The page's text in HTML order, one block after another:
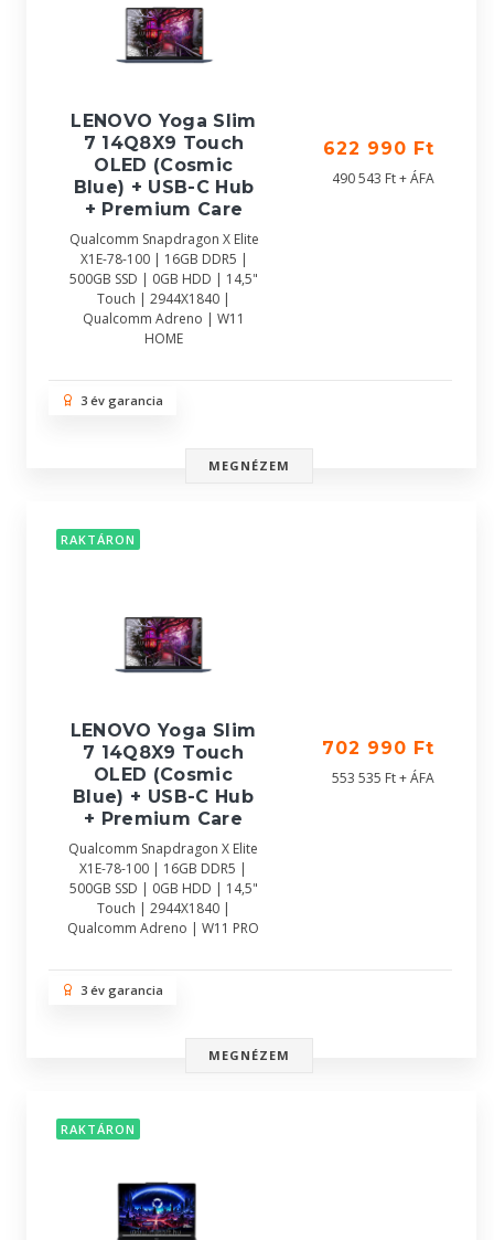
LENOVO Yoga Slim
7 14Q8X9 Touch
OLED (Cosmic
Blue) + USB-C Hub
+ Premium Care
Qualcomm Snapdragon X Elite
X1E-78-100 | 16GB DDR5 |
500GB SSD | 0GB HDD | 14,5"
Touch | 2944X1840 |
Qualcomm Adreno | W11
HOME
622 990 Ft
490 543 Ft + ÁFA
3 év garancia
MEGNÉZEM
RAKTÁRON
LENOVO Yoga Slim
7 14Q8X9 Touch
OLED (Cosmic
Blue) + USB-C Hub
+ Premium Care
Qualcomm Snapdragon X Elite
X1E-78-100 | 16GB DDR5 |
500GB SSD | 0GB HDD | 14,5"
Touch | 2944X1840 |
Qualcomm Adreno | W11 PRO
702 990 Ft
553 535 Ft + ÁFA
3 év garancia
MEGNÉZEM
RAKTÁRON